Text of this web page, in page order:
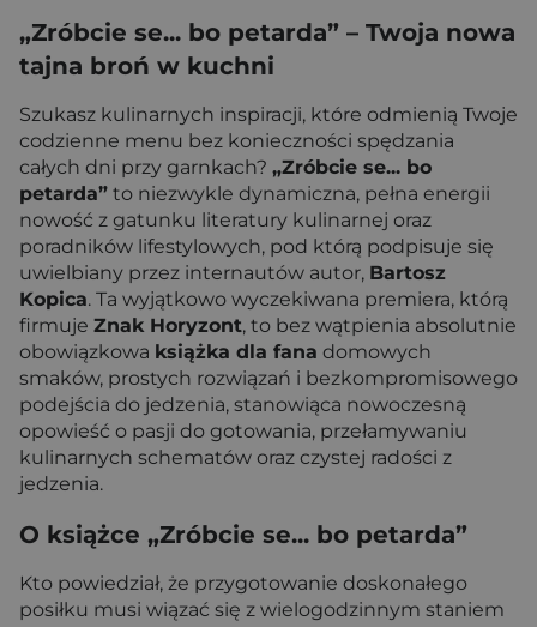
„Zróbcie se... bo petarda” – Twoja nowa
tajna broń w kuchni
Szukasz kulinarnych inspiracji, które odmienią Twoje
codzienne menu bez konieczności spędzania
całych dni przy garnkach? „Zróbcie se... bo
petarda” to niezwykle dynamiczna, pełna energii
nowość z gatunku literatury kulinarnej oraz
poradników lifestylowych, pod którą podpisuje się
uwielbiany przez internautów autor, Bartosz
Kopica. Ta wyjątkowo wyczekiwana premiera, którą
firmuje Znak Horyzont, to bez wątpienia absolutnie
obowiązkowa książka dla fana domowych
smaków, prostych rozwiązań i bezkompromisowego
podejścia do jedzenia, stanowiąca nowoczesną
opowieść o pasji do gotowania, przełamywaniu
kulinarnych schematów oraz czystej radości z
jedzenia.
O książce „Zróbcie se... bo petarda”
Kto powiedział, że przygotowanie doskonałego
posiłku musi wiązać się z wielogodzinnym staniem